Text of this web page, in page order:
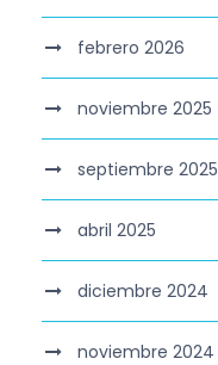
febrero 2026
noviembre 2025
septiembre 2025
abril 2025
diciembre 2024
noviembre 2024